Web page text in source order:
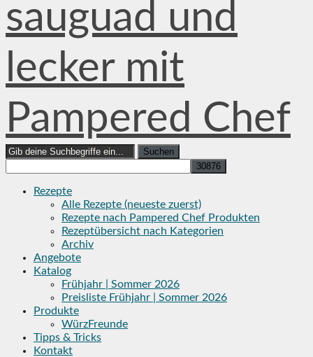
sauguad und
lecker mit
Pampered Chef
Search
for:
Rezepte
Alle Rezepte (neueste zuerst)
Rezepte nach Pampered Chef Produkten
Rezeptübersicht nach Kategorien
Archiv
Angebote
Katalog
Frühjahr | Sommer 2026
Preisliste Frühjahr | Sommer 2026
Produkte
WürzFreunde
Tipps & Tricks
Kontakt